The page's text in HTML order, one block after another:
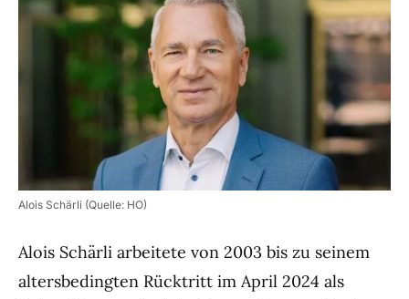
Alois Schärli (Quelle: HO)
Alois Schärli arbeitete von 2003 bis zu seinem
altersbedingten Rücktritt im April 2024 als